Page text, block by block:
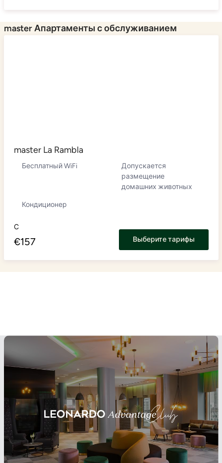
master Апартаменты с обслуживанием
master La Rambla
Бесплатный WiFi
Допускается
размещение
домашних животных
Кондиционер
С
€157 Выберите тарифы